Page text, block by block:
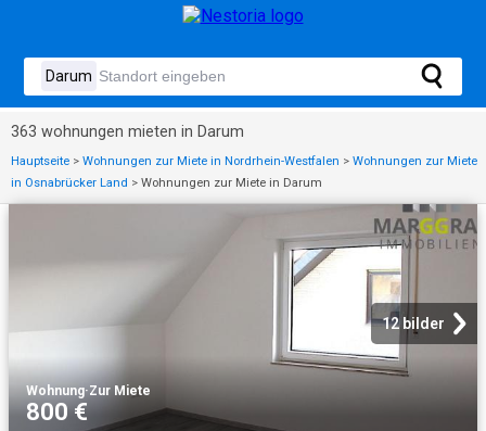
363 wohnungen mieten in Darum
Hauptseite > Wohnungen zur Miete in Nordrhein-Westfalen > Wohnungen zur Miete
in Osnabrücker Land > Wohnungen zur Miete in Darum
12 bilder
Wohnung·Zur Miete
800 €